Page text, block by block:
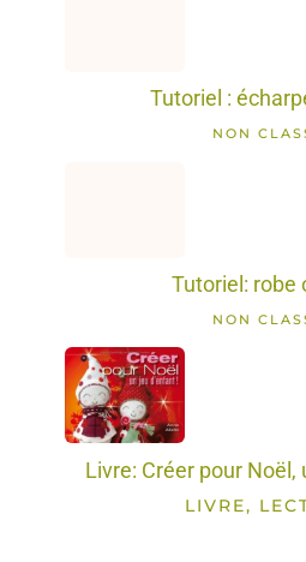
Tutoriel :
NON
Tutoriel: robe
NON
Livre: Créer pour Noël,
LIVRE,